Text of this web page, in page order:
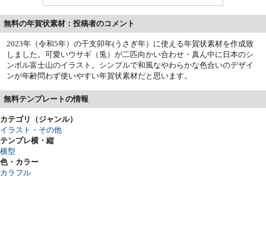
無料の年賀状素材：投稿者のコメント
2023年（令和5年）の干支卯年(うさぎ年）に使える年賀状素材を作成致
しました。可愛いウサギ（兎）が二匹向かい合わせ・真ん中に日本のシ
ンボル富士山のイラスト。シンプルで和風なやわらかな色合いのデザイ
ンが年齢問わず使いやすい年賀状素材だと思います。
無料テンプレートの情報
カテゴリ（ジャンル）
イラスト・その他
テンプレ横・縦
横型
色・カラー
カラフル